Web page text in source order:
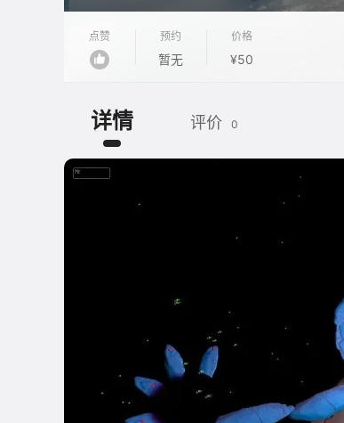
点赞 预约
暂无
价格
¥50
详情 评价 0